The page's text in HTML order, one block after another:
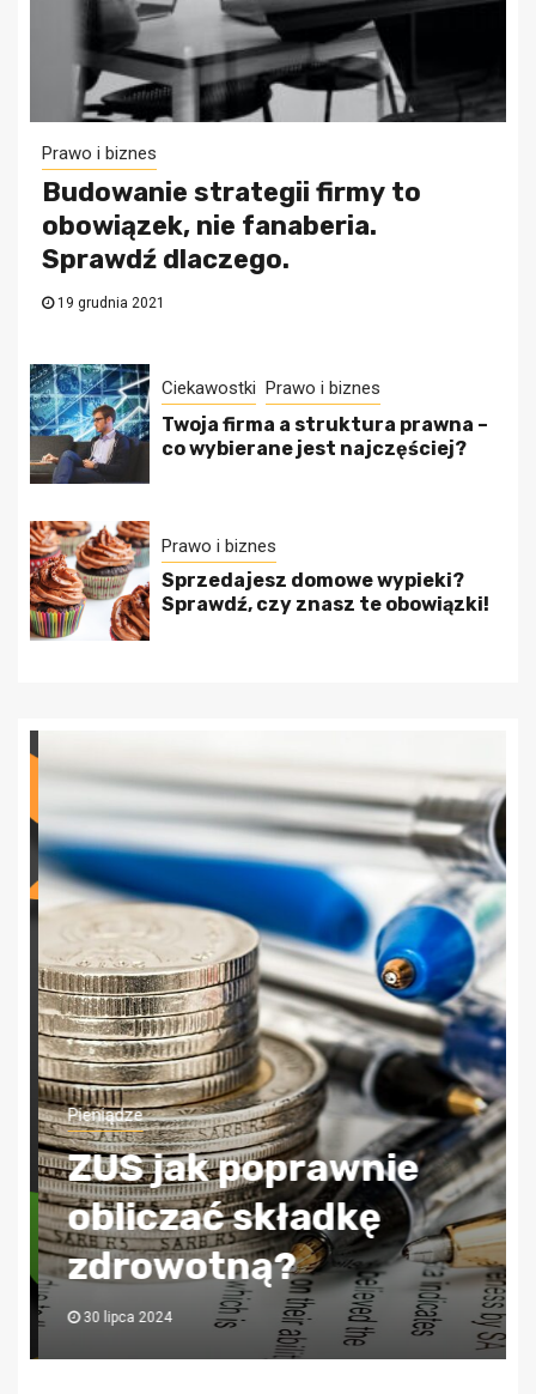
Prawo i biznes
Budowanie strategii firmy to
obowiązek, nie fanaberia.
Sprawdź dlaczego.
19 grudnia 2021
Ciekawostki Prawo i biznes
Twoja firma a struktura prawna –
co wybierane jest najczęściej?
Prawo i biznes
Sprzedajesz domowe wypieki?
Sprawdź, czy znasz te obowiązki!
Pieniądze
ZUS jak poprawnie
obliczać składkę
zdrowotną?
30 lipca 2024